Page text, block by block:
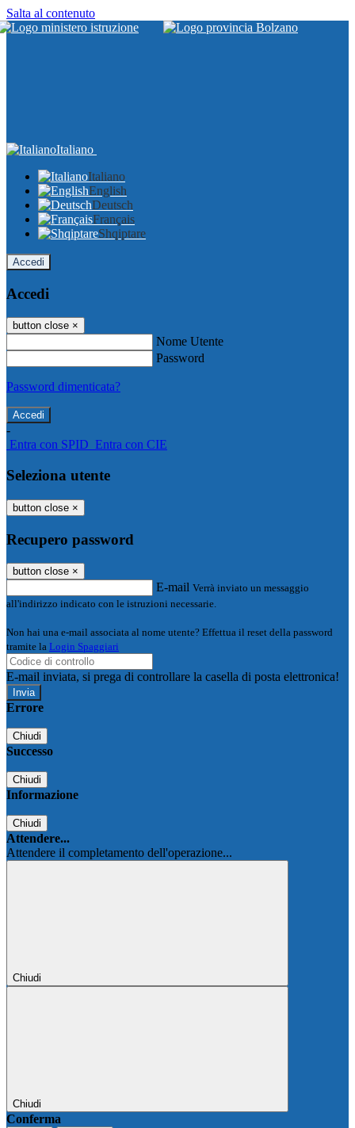
Salta al contenuto
Italiano
Italiano
English
Deutsch
Français
Shqiptare
Accedi
Accedi
button close ×
Nome Utente
Password
Password dimenticata?
-
Entra con SPID Entra con CIE
Seleziona utente
button close ×
Recupero password
button close ×
E-mail Verrà inviato un messaggio
all'indirizzo indicato con le istruzioni necessarie.
Non hai una e-mail associata al nome utente? Effettua il reset della password
tramite la Login Spaggiari
E-mail inviata, si prega di controllare la casella di posta elettronica!
Errore
Chiudi
Successo
Chiudi
Informazione
Chiudi
Attendere...
Attendere il completamento dell'operazione...
Chiudi
Chiudi
Conferma